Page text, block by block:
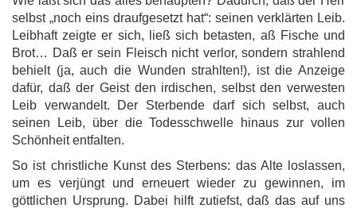
selbst „noch eins draufgesetzt hat“: seinen verklärten Leib.
Leibhaft zeigte er sich, ließ sich betasten, aß Fische und
Brot… Daß er sein Fleisch nicht verlor, sondern strahlend
behielt (ja, auch die Wunden strahlten!), ist die Anzeige
dafür, daß der Geist den irdischen, selbst den verwesten
Leib verwandelt. Der Sterbende darf sich selbst, auch
seinen Leib, über die Todesschwelle hinaus zur vollen
Schönheit entfalten.
So ist christliche Kunst des Sterbens: das Alte loslassen,
um es verjüngt und erneuert wieder zu gewinnen, im
göttlichen Ursprung. Dabei hilft zutiefst, daß das auf uns